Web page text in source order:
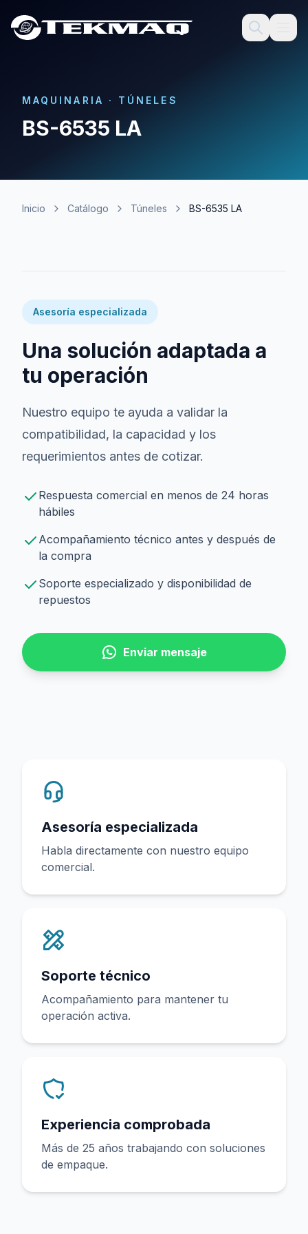
MAQUINARIA · TÚNELES
BS-6535 LA
Inicio Catálogo Túneles BS-6535 LA
Asesoría especializada
Una solución adaptada a
tu operación
Nuestro equipo te ayuda a validar la
compatibilidad, la capacidad y los
requerimientos antes de cotizar.
Respuesta comercial en menos de 24 horas
hábiles
Acompañamiento técnico antes y después de
la compra
Soporte especializado y disponibilidad de
repuestos
Enviar mensaje
Asesoría especializada
Habla directamente con nuestro equipo
comercial.
Soporte técnico
Acompañamiento para mantener tu
operación activa.
Experiencia comprobada
Más de 25 años trabajando con soluciones
de empaque.